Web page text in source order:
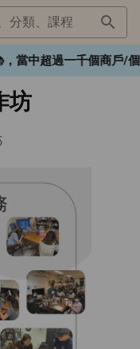
分類、課程
過一千個商戶/個人
坊